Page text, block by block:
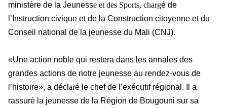
ministère de la Jeunesse et des Sports, chargé de
l’Instruction civique et de la Construction citoyenne et du
Conseil national de la jeunesse du Mali (CNJ).
«Une action noble qui restera dans les annales des
grandes actions de notre jeunesse au rendez-vous de
l’histoire», a décl aré le chef de l’exécutif régional. Il a
rassuré la jeunesse de la Région de Bougouni sur sa